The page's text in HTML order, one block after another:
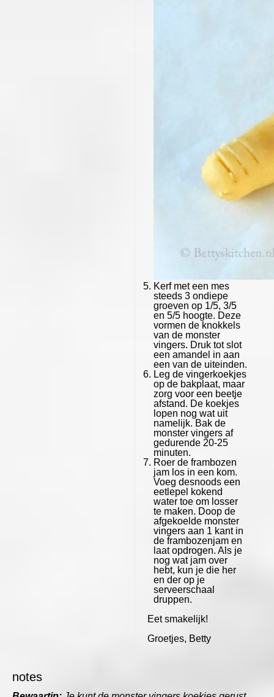
Kerf met een mes
steeds 3 ondiepe
groeven op 1/5, 3/5
en 5/5 hoogte. Deze
vormen de knokkels
van de monster
vingers. Druk tot slot
een amandel in aan
een van de uiteinden.
Leg de vingerkoekjes
op de bakplaat, maar
zorg voor een beetje
afstand. De koekjes
lopen nog wat uit
namelijk. Bak de
monster vingers af
gedurende 20-25
minuten.
Roer de frambozen
jam los in een kom.
Voeg desnoods een
eetlepel kokend
water toe om losser
te maken. Doop de
afgekoelde monster
vingers aan 1 kant in
de frambozenjam en
laat opdrogen. Als je
nog wat jam over
hebt, kun je die her
en der op je
serveerschaal
druppen.
Eet smakelijk!
Groetjes, Betty
notes